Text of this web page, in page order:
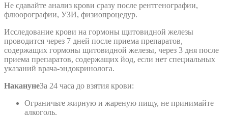
Не сдавайте анализ крови сразу после рентгенографии,
флюорографии, УЗИ, физиопроцедур.
Исследование крови на гормоны щитовидной железы
проводится через 7 дней после приема препаратов,
содержащих гормоны щитовидной железы, через 3 дня после
приема препаратов, содержащих йод, если нет специальных
указаний врача-эндокринолога.
НаканунеЗа 24 часа до взятия крови:
Ограничьте жирную и жареную пищу, не принимайте
алкоголь.